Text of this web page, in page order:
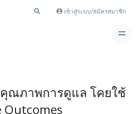
เข้าสู่ระบบ/สมัครสมาชิก
ณภาพการดูแล โคยใช้
Outcomes